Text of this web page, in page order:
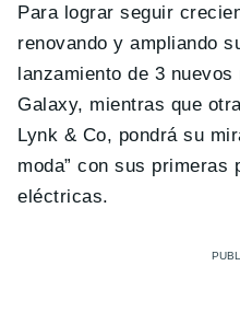
Para lograr seguir
renovando y ampliando
lanzamiento de 3
Galaxy, mientras que
Lynk & Co, pondrá su
moda” con sus primeras
eléctricas.